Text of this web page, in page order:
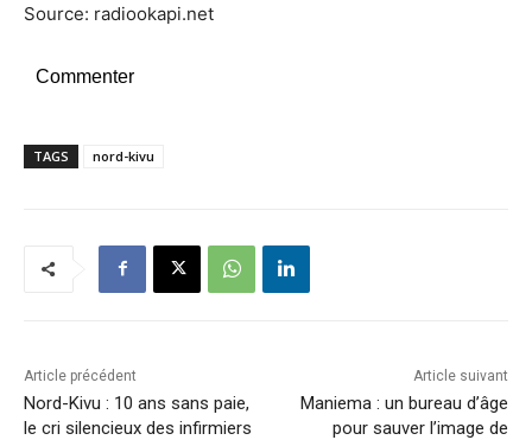
Source: radiookapi.net
Commenter
TAGS nord-kivu
Article précédent
Nord-Kivu : 10 ans sans paie,
le cri silencieux des infirmiers
Article suivant
Maniema : un bureau d’âge
pour sauver l’image de